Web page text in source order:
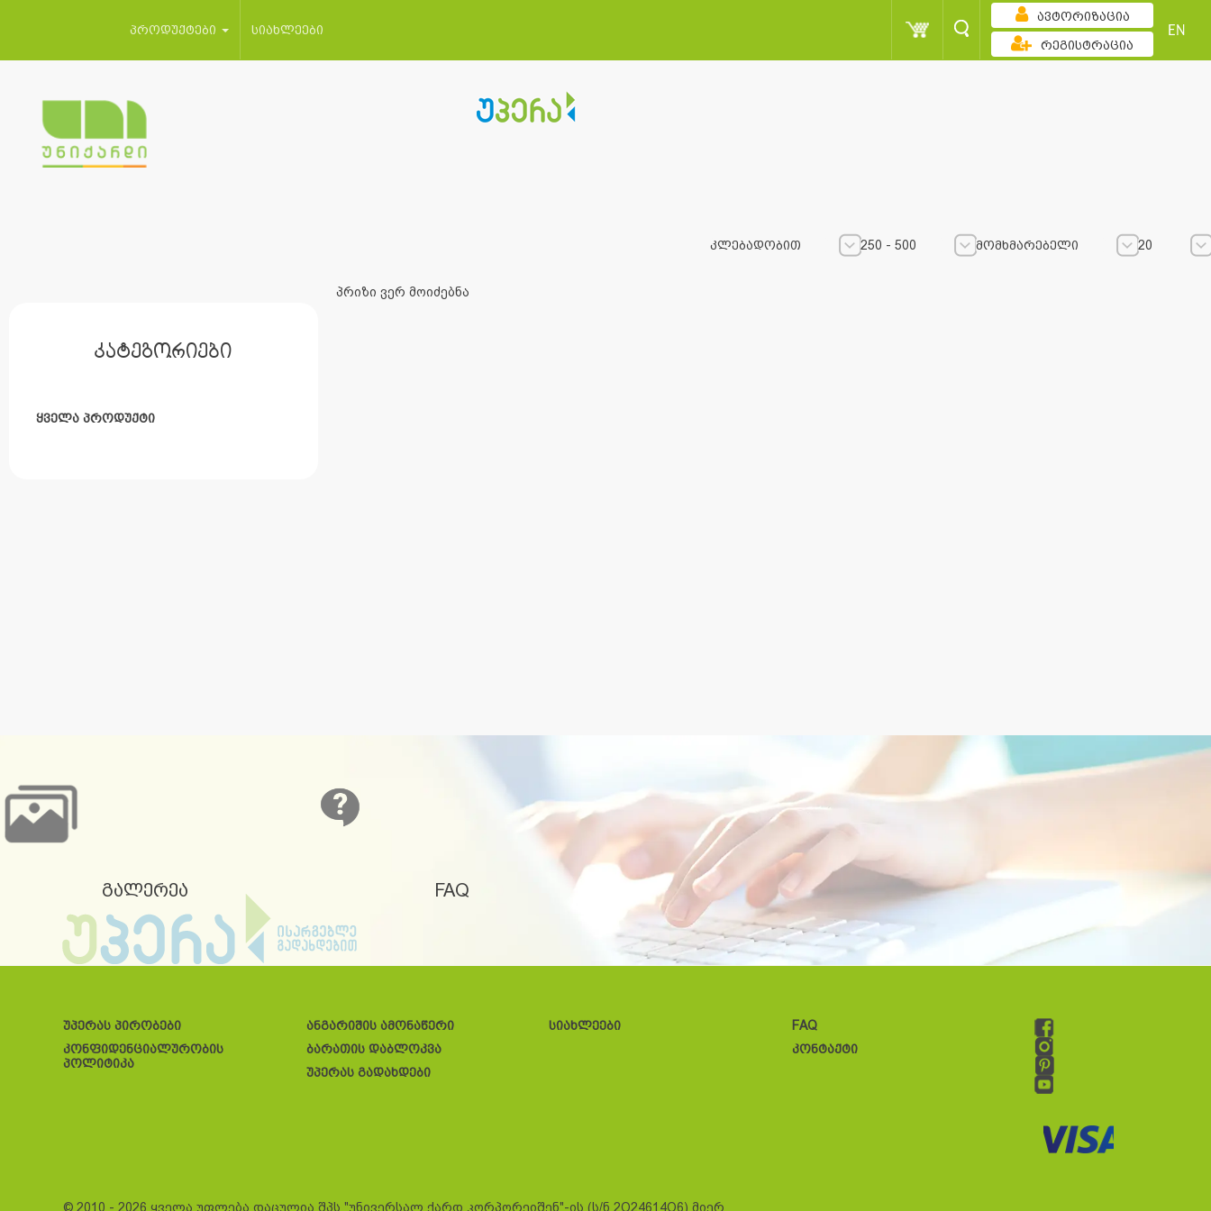
პროდუქტები სიახლეები
ავტორიზაცია
რეგისტრაცია
EN
კატეგორიები
ყველა პროდუქტი
კლებადობით 250 - 500 მომხმარებელი
20
პრიზი ვერ მოიძებნა
გალერეა FAQ
უპერას პირობები
კონფიდენციალურობის
პოლიტიკა
ანგარიშის ამონაწერი
ბარათის დაბლოკვა
უპერას გადახდები
სიახლეები
FAQ
კონტაქტი
© 2010 - 2026 ყველა უფლება დაცულია შპს "უნივერსალ ქარდ კორპორეიშენ"-ის (ს/ნ 2O24614O6) მიერ